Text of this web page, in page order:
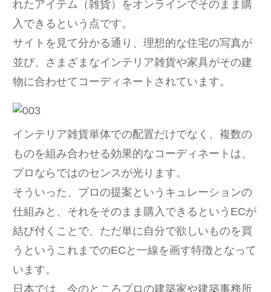
れたアイテム（雑貨）をオンラインでそのまま購
入できるという点です。
サイトを見て分かる通り、理想的な住宅の写真が
並び、さまざまなインテリア雑貨や家具がその建
物に合わせてコーディネートされています。
インテリア雑貨単体での配置だけでなく、複数の
ものを組み合わせる効果的なコーディネートは、
プロならではのセンスが光ります。
そういった、プロの提案というキュレーションの
仕組みと、それをそのまま購入できるというECが
結び付くことで、ただ単に自分で欲しいものを買
うというこれまでのECと一線を画す特徴となって
います。
日本では、今のところプロの建築家や建築事務所